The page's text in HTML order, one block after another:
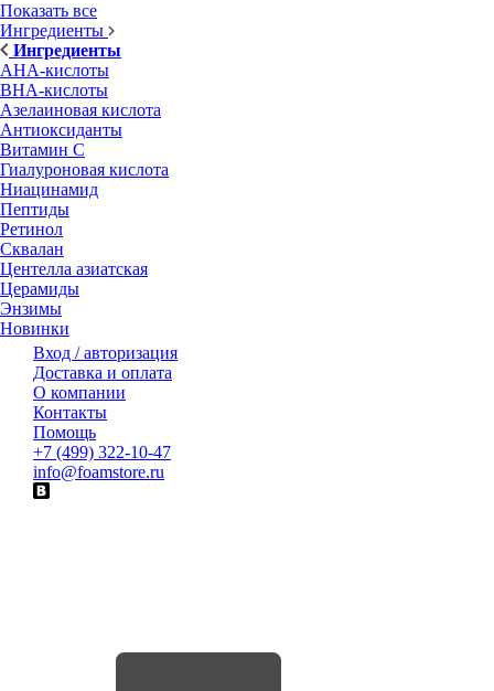
Показать все
Ингредиенты
Ингредиенты
AHA-кислоты
BHA-кислоты
Азелаиновая кислота
Антиоксиданты
Витамин С
Гиалуроновая кислота
Ниацинамид
Пептиды
Ретинол
Сквалан
Центелла азиатская
Церамиды
Энзимы
Новинки
Вход / авторизация
Доставка и оплата
О компании
Контакты
Помощь
+7 (499) 322-10-47
info@foamstore.ru